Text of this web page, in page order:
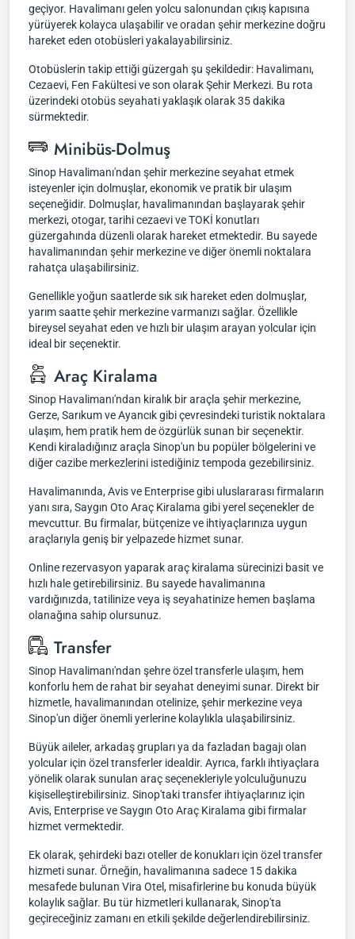
geçiyor. Havalimanı gelen yolcu salonundan çıkış kapısına
yürüyerek kolayca ulaşabilir ve oradan şehir merkezine doğru
hareket eden otobüsleri yakalayabilirsiniz.
Otobüslerin takip ettiği güzergah şu şekildedir: Havalimanı,
Cezaevi, Fen Fakültesi ve son olarak Şehir Merkezi. Bu rota
üzerindeki otobüs seyahati yaklaşık olarak 35 dakika
sürmektedir.
Minibüs-Dolmuş
Sinop Havalimanı'ndan şehir merkezine seyahat etmek
isteyenler için dolmuşlar, ekonomik ve pratik bir ulaşım
seçeneğidir. Dolmuşlar, havalimanından başlayarak şehir
merkezi, otogar, tarihi cezaevi ve TOKİ konutları
güzergahında düzenli olarak hareket etmektedir. Bu sayede
havalimanından şehir merkezine ve diğer önemli noktalara
rahatça ulaşabilirsiniz.
Genellikle yoğun saatlerde sık sık hareket eden dolmuşlar,
yarım saatte şehir merkezine varmanızı sağlar. Özellikle
bireysel seyahat eden ve hızlı bir ulaşım arayan yolcular için
ideal bir seçenektir.
Araç Kiralama
Sinop Havalimanı'ndan kiralık bir araçla şehir merkezine,
Gerze, Sarıkum ve Ayancık gibi çevresindeki turistik noktalara
ulaşım, hem pratik hem de özgürlük sunan bir seçenektir.
Kendi kiraladığınız araçla Sinop'un bu popüler bölgelerini ve
diğer cazibe merkezlerini istediğiniz tempoda gezebilirsiniz.
Havalimanında, Avis ve Enterprise gibi uluslararası firmaların
yanı sıra, Saygın Oto Araç Kiralama gibi yerel seçenekler de
mevcuttur. Bu firmalar, bütçenize ve ihtiyaçlarınıza uygun
araçlarıyla geniş bir yelpazede hizmet sunar.
Online rezervasyon yaparak araç kiralama sürecinizi basit ve
hızlı hale getirebilirsiniz. Bu sayede havalimanına
vardığınızda, tatilinize veya iş seyahatinize hemen başlama
olanağına sahip olursunuz.
Transfer
Sinop Havalimanı'ndan şehre özel transferle ulaşım, hem
konforlu hem de rahat bir seyahat deneyimi sunar. Direkt bir
hizmetle, havalimanından otelinize, şehir merkezine veya
Sinop'un diğer önemli yerlerine kolaylıkla ulaşabilirsiniz.
Büyük aileler, arkadaş grupları ya da fazladan bagajı olan
yolcular için özel transferler idealdir. Ayrıca, farklı ihtiyaçlara
yönelik olarak sunulan araç seçenekleriyle yolculuğunuzu
kişiselleştirebilirsiniz. Sinop'taki transfer ihtiyaçlarınız için
Avis, Enterprise ve Saygın Oto Araç Kiralama gibi firmalar
hizmet vermektedir.
Ek olarak, şehirdeki bazı oteller de konukları için özel transfer
hizmeti sunar. Örneğin, havalimanına sadece 15 dakika
mesafede bulunan Vira Otel, misafirlerine bu konuda büyük
kolaylık sağlar. Bu tür hizmetleri kullanarak, Sinop'ta
geçireceğiniz zamanı en etkili şekilde değerlendirebilirsiniz.